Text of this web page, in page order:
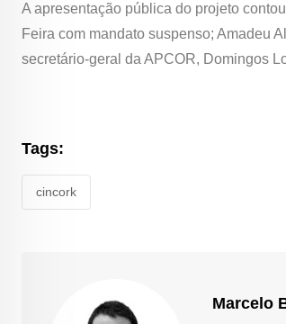
A apresentação pública do projeto
Feira com mandato suspenso; Amadeu
secretário-geral da APCOR, Domingos
Tags:
cincork
Marcelo